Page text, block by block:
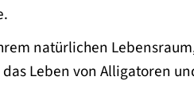
natürlichen
Leben von Alligatoren